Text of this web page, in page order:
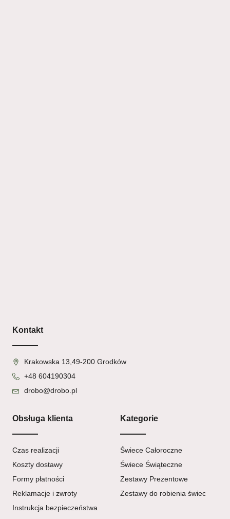
Kontakt
Krakowska 13,49-200 Grodków
+48 604190304
drobo@drobo.pl
Obsługa klienta
Czas realizacji
Koszty dostawy
Formy płatności
Reklamacje i zwroty
Instrukcja bezpieczeństwa
Kategorie
Świece Całoroczne
Świece Świąteczne
Zestawy Prezentowe
Zestawy do robienia świec